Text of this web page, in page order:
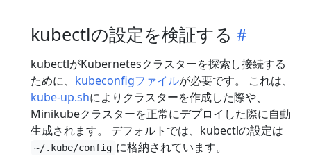
kubectlの設定を検証する
kubectlがKubernetesクラスターを探索し接続する
ために、 kubeconfigファイルが必要です。 これは、
kube-up.shによりクラスターを作成した際や、
Minikubeクラスターを正常にデプロイした際に自動
生成されます。 デフォルトでは、kubectlの設定は
~/.kube/config に格納されています。